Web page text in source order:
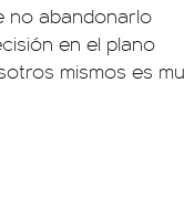
no abandonarlo
en el plano
mismos es